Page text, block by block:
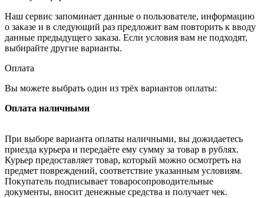
Наш сервис запоминает данные о пользователе, информацию
о заказе и в следующий раз предложит вам повторить к вводу
данные предыдущего заказа. Если условия вам не подходят,
выбирайте другие варианты.
Оплата
Вы можете выбрать один из трёх вариантов оплаты:
Оплата наличными
При выборе варианта оплаты наличными, вы дожидаетесь
приезда курьера и передаёте ему сумму за товар в рублях.
Курьер предоставляет товар, который можно осмотреть на
предмет повреждений, соответствие указанным условиям.
Покупатель подписывает товаросопроводительные
документы, вносит денежные средства и получает чек.